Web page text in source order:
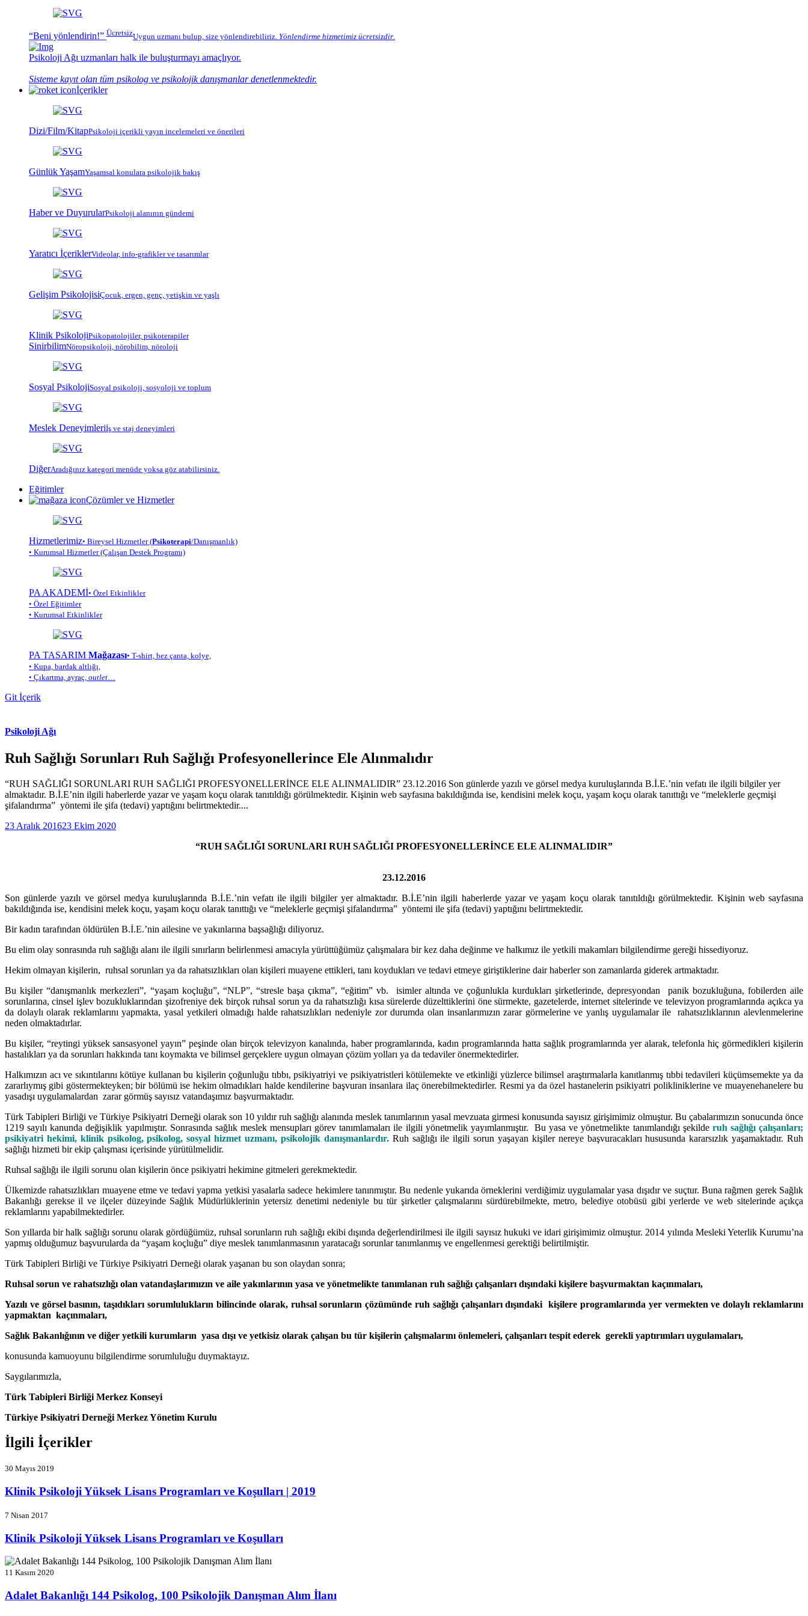
“Beni yönlendirin!” ÜcretsizUygun uzmanı bulup, size yönlendirebiliriz. Yönlendirme hizmetimiz ücretsizdir.
Psikoloji Ağı uzmanları halk ile buluşturmayı amaçlıyor.
Sisteme kayıt olan tüm psikolog ve psikolojik danışmanlar denetlenmektedir.
İçerikler
Dizi/Film/KitapPsikoloji içerikli yayın incelemeleri ve önerileri
Günlük YaşamYaşamsal konulara psikolojik bakış
Haber ve DuyurularPsikoloji alanının gündemi
Yaratıcı İçeriklerVideolar, info-grafikler ve tasarımlar
Gelişim PsikolojisiÇocuk, ergen, genç, yetişkin ve yaşlı
Klinik PsikolojiPsikopatolojiler, psikoterapiler
SinirbilimNöropsikoloji, nörobilim, nöroloji
Sosyal PsikolojiSosyal psikoloji, sosyoloji ve toplum
Meslek Deneyimleriİş ve staj deneyimleri
DiğerAradığınız kategori menüde yoksa göz atabilirsiniz.
Eğitimler
Çözümler ve Hizmetler
Hizmetlerimiz• Bireysel Hizmetler (Psikoterapi/Danışmanlık)
• Kurumsal Hizmetler (Çalışan Destek Programı)
PA AKADEMİ• Özel Etkinlikler
• Özel Eğitimler
• Kurumsal Etkinlikler
PA TASARIM Mağazası• T-shirt, bez çanta, kolye,
• Kupa, bardak altlığı,
• Çıkartma, ayraç, outlet…
Git İçerik
Psikoloji Ağı
Ruh Sağlığı Sorunları Ruh Sağlığı Profesyonellerince Ele Alınmalıdır
“RUH SAĞLIĞI SORUNLARI RUH SAĞLIĞI PROFESYONELLERİNCE ELE ALINMALIDIR” 23.12.2016 Son günlerde yazılı ve görsel medya kuruluşlarında B.İ.E.’nin vefatı ile ilgili bilgiler yer
almaktadır. B.İ.E’nin ilgili haberlerde yazar ve yaşam koçu olarak tanıtıldığı görülmektedir. Kişinin web sayfasına bakıldığında ise, kendisini melek koçu, yaşam koçu olarak tanıttığı ve “meleklerle geçmişi
şifalandırma” yöntemi ile şifa (tedavi) yaptığını belirtmektedir....
23 Aralık 201623 Ekim 2020
“RUH SAĞLIĞI SORUNLARI RUH SAĞLIĞI PROFESYONELLERİNCE ELE ALINMALIDIR”
23.12.2016
Son günlerde yazılı ve görsel medya kuruluşlarında B.İ.E.’nin vefatı ile ilgili bilgiler yer almaktadır. B.İ.E’nin ilgili haberlerde yazar ve yaşam koçu olarak tanıtıldığı görülmektedir. Kişinin web sayfasına
bakıldığında ise, kendisini melek koçu, yaşam koçu olarak tanıttığı ve “meleklerle geçmişi şifalandırma” yöntemi ile şifa (tedavi) yaptığını belirtmektedir.
Bir kadın tarafından öldürülen B.İ.E.’nin ailesine ve yakınlarına başsağlığı diliyoruz.
Bu elim olay sonrasında ruh sağlığı alanı ile ilgili sınırların belirlenmesi amacıyla yürüttüğümüz çalışmalara bir kez daha değinme ve halkımız ile yetkili makamları bilgilendirme gereği hissediyoruz.
Hekim olmayan kişilerin, ruhsal sorunları ya da rahatsızlıkları olan kişileri muayene ettikleri, tanı koydukları ve tedavi etmeye giriştiklerine dair haberler son zamanlarda giderek artmaktadır.
Bu kişiler “danışmanlık merkezleri”, “yaşam koçluğu”, “NLP”, “stresle başa çıkma”, “eğitim” vb. isimler altında ve çoğunlukla kurdukları şirketlerinde, depresyondan panik bozukluğuna, fobilerden aile
sorunlarına, cinsel işlev bozukluklarından şizofreniye dek birçok ruhsal sorun ya da rahatsızlığı kısa sürelerde düzelttiklerini öne sürmekte, gazetelerde, internet sitelerinde ve televizyon programlarında açıkca ya
da dolaylı olarak reklamlarını yapmakta, yasal yetkileri olmadığı halde rahatsızlıkları nedeniyle zor durumda olan insanlarımızın zarar görmelerine ve yanlış uygulamalar ile rahatsızlıklarının alevlenmelerine
neden olmaktadırlar.
Bu kişiler, “reytingi yüksek sansasyonel yayın” peşinde olan birçok televizyon kanalında, haber programlarında, kadın programlarında hatta sağlık programlarında yer alarak, telefonla hiç görmedikleri kişilerin
hastalıkları ya da sorunları hakkında tanı koymakta ve bilimsel gerçeklere uygun olmayan çözüm yolları ya da tedaviler önermektedirler.
Halkımızın acı ve sıkıntılarını kötüye kullanan bu kişilerin çoğunluğu tıbbı, psikiyatriyi ve psikiyatristleri kötülemekte ve etkinliği yüzlerce bilimsel araştırmalarla kanıtlanmış tıbbi tedavileri küçümsemekte ya da
zararlıymış gibi göstermekteyken; bir bölümü ise hekim olmadıkları halde kendilerine başvuran insanlara ilaç önerebilmektedirler. Resmi ya da özel hastanelerin psikiyatri polikliniklerine ve muayenehanelere bu
yasadışı uygulamalardan zarar görmüş sayısız vatandaşımız başvurmaktadır.
Türk Tabipleri Birliği ve Türkiye Psikiyatri Derneği olarak son 10 yıldır ruh sağlığı alanında meslek tanımlarının yasal mevzuata girmesi konusunda sayısız girişimimiz olmuştur. Bu çabalarımızın sonucunda önce
1219 sayılı kanunda değişiklik yapılmıştır. Sonrasında sağlık meslek mensupları görev tanımlamaları ile ilgili yönetmelik yayımlanmıştır. Bu yasa ve yönetmelikte tanımlandığı şekilde ruh sağlığı çalışanları;
psikiyatri hekimi, klinik psikolog, psikolog, sosyal hizmet uzmanı, psikolojik danışmanlardır.Ruh sağlığı ile ilgili sorun yaşayan kişiler nereye başvuracakları hususunda kararsızlık yaşamaktadır. Ruh
sağlığı hizmeti bir ekip çalışması içerisinde yürütülmelidir.
Ruhsal sağlığı ile ilgili sorunu olan kişilerin önce psikiyatri hekimine gitmeleri gerekmektedir.
Ülkemizde rahatsızlıkları muayene etme ve tedavi yapma yetkisi yasalarla sadece hekimlere tanınmıştır. Bu nedenle yukarıda örneklerini verdiğimiz uygulamalar yasa dışıdır ve suçtur. Buna rağmen gerek Sağlık
Bakanlığı gerekse il ve ilçeler düzeyinde Sağlık Müdürlüklerinin yetersiz denetimi nedeniyle bu tür şirketler çalışmalarını sürdürebilmekte, metro, belediye otobüsü gibi yerlerde ve web sitelerinde açıkça
reklamlarını yapabilmektedirler.
Son yıllarda bir halk sağlığı sorunu olarak gördüğümüz, ruhsal sorunların ruh sağlığı ekibi dışında değerlendirilmesi ile ilgili sayısız hukuki ve idari girişimimiz olmuştur. 2014 yılında Mesleki Yeterlik Kurumu’na
yapmış olduğumuz başvurularda da “yaşam koçluğu” diye meslek tanımlanmasının yaratacağı sorunlar tanımlanmış ve engellenmesi gerektiği belirtilmiştir.
Türk Tabipleri Birliği ve Türkiye Psikiyatri Derneği olarak yaşanan bu son olaydan sonra;
Ruhsal sorun ve rahatsızlığı olan vatandaşlarımızın ve aile yakınlarının yasa ve yönetmelikte tanımlanan ruh sağlığı çalışanları dışındaki kişilere başvurmaktan kaçınmaları,
Yazılı ve görsel basının, taşıdıkları sorumlulukların bilincinde olarak, ruhsal sorunların çözümünde ruh sağlığı çalışanları dışındaki kişilere programlarında yer vermekten ve dolaylı reklamlarını
yapmaktan kaçınmaları,
Sağlık Bakanlığının ve diğer yetkili kurumların yasa dışı ve yetkisiz olarak çalışan bu tür kişilerin çalışmalarını önlemeleri, çalışanları tespit ederek gerekli yaptırımları uygulamaları,
konusunda kamuoyunu bilgilendirme sorumluluğu duymaktayız.
Saygılarımızla,
Türk Tabipleri Birliği Merkez Konseyi
Türkiye Psikiyatri Derneği Merkez Yönetim Kurulu
İlgili İçerikler
30 Mayıs 2019
Klinik Psikoloji Yüksek Lisans Programları ve Koşulları | 2019
7 Nisan 2017
Klinik Psikoloji Yüksek Lisans Programları ve Koşulları
11 Kasım 2020
Adalet Bakanlığı 144 Psikolog, 100 Psikolojik Danışman Alım İlanı